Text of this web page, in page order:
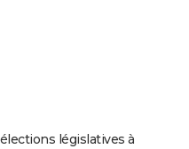
législatives à